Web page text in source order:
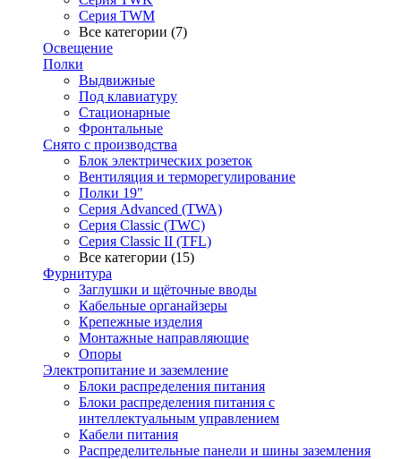
Серия TWM
Все категории (7)
Освещение
Полки
Выдвижные
Под клавиатуру
Стационарные
Фронтальные
Снято с производства
Блок электрических розеток
Вентиляция и терморегулирование
Полки 19"
Серия Advanced (TWA)
Серия Classic (TWC)
Серия Classic II (TFL)
Все категории (15)
Фурнитура
Заглушки и щёточные вводы
Кабельные органайзеры
Крепежные изделия
Монтажные направляющие
Опоры
Электропитание и заземление
Блоки распределения питания
Блоки распределения питания с
интеллектуальным управлением
Кабели питания
Распределительные панели и шины заземления